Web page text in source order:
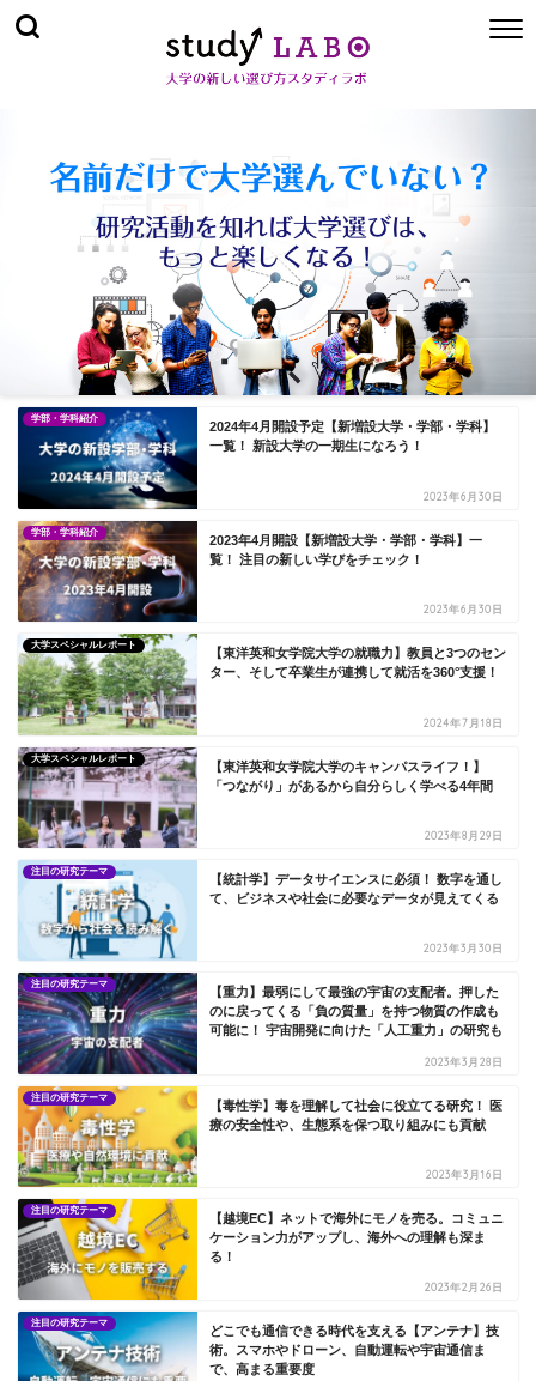
学部・学科紹介
2024年4月開設予定【新増設大学・学部・学科】
一覧！ 新設大学の一期生になろう！
2023年6月30日
学部・学科紹介
2023年4月開設【新増設大学・学部・学科】一
覧！ 注目の新しい学びをチェック！
2023年6月30日
大学スペシャルレポート
【東洋英和女学院大学の就職力】教員と3つのセン
ター、そして卒業生が連携して就活を360°支援！
2024年7月18日
大学スペシャルレポート
【東洋英和女学院大学のキャンパスライフ！】
「つながり」があるから自分らしく学べる4年間
2023年8月29日
注目の研究テーマ
【統計学】データサイエンスに必須！ 数字を通し
て、ビジネスや社会に必要なデータが見えてくる
2023年3月30日
注目の研究テーマ
【重力】最弱にして最強の宇宙の支配者。押した
のに戻ってくる「負の質量」を持つ物質の作成も
可能に！ 宇宙開発に向けた「人工重力」の研究も
2023年3月28日
注目の研究テーマ
【毒性学】毒を理解して社会に役立てる研究！ 医
療の安全性や、生態系を保つ取り組みにも貢献
2023年3月16日
注目の研究テーマ
【越境EC】ネットで海外にモノを売る。コミュニ
ケーション力がアップし、海外への理解も深ま
る！
2023年2月26日
注目の研究テーマ
どこでも通信できる時代を支える【アンテナ】技
術。スマホやドローン、自動運転や宇宙通信ま
で、高まる重要度